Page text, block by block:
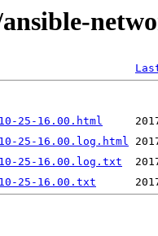
25-16.00.html
25-16.00.log.html
10-25-16.00.log.txt
10-25-16.00.txt